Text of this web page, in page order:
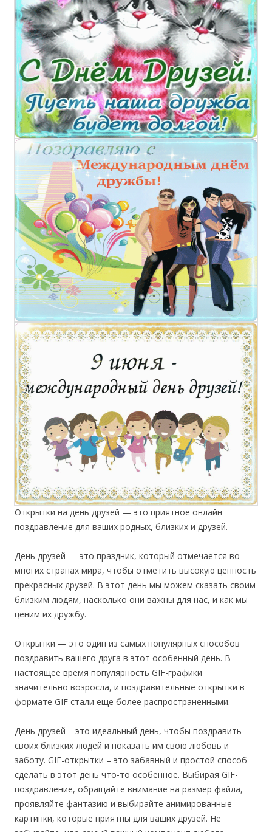
Открытки на день друзей — это приятное онлайн
поздравление для ваших родных, близких и друзей.
День друзей — это праздник, который отмечается во
многих странах мира, чтобы отметить высокую ценность
прекрасных друзей. В этот день мы можем сказать своим
близким людям, насколько они важны для нас, и как мы
ценим их дружбу.
Открытки — это один из самых популярных способов
поздравить вашего друга в этот особенный день. В
настоящее время популярность GIF-графики
значительно возросла, и поздравительные открытки в
формате GIF стали еще более распространенными.
День друзей – это идеальный день, чтобы поздравить
своих близких людей и показать им свою любовь и
заботу. GIF-открытки – это забавный и простой способ
сделать в этот день что-то особенное. Выбирая GIF-
поздравление, обращайте внимание на размер файла,
проявляйте фантазию и выбирайте анимированные
картинки, которые приятны для ваших друзей. Не